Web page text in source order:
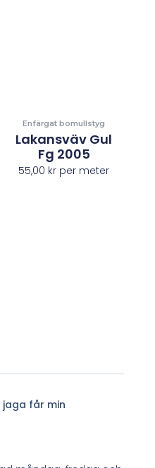
Enfärgat bomullstyg
Lakansväv Gul
Fg 2005
55,00 kr per meter
får min